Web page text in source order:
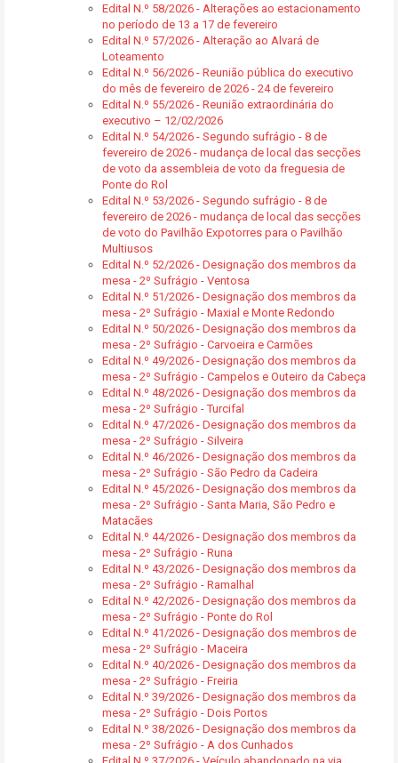
Edital N.º 58/2026 - Alterações ao estacionamento
no período de 13 a 17 de fevereiro
Edital N.º 57/2026 - Alteração ao Alvará de
Loteamento
Edital N.º 56/2026 - Reunião pública do executivo
do mês de fevereiro de 2026 - 24 de fevereiro
Edital N.º 55/2026 - Reunião extraordinária do
executivo – 12/02/2026
Edital N.º 54/2026 - Segundo sufrágio - 8 de
fevereiro de 2026 - mudança de local das secções
de voto da assembleia de voto da freguesia de
Ponte do Rol
Edital N.º 53/2026 - Segundo sufrágio - 8 de
fevereiro de 2026 - mudança de local das secções
de voto do Pavilhão Expotorres para o Pavilhão
Multiusos
Edital N.º 52/2026 - Designação dos membros da
mesa - 2º Sufrágio - Ventosa
Edital N.º 51/2026 - Designação dos membros da
mesa - 2º Sufrágio - Maxial e Monte Redondo
Edital N.º 50/2026 - Designação dos membros da
mesa - 2º Sufrágio - Carvoeira e Carmões
Edital N.º 49/2026 - Designação dos membros da
mesa - 2º Sufrágio - Campelos e Outeiro da Cabeça
Edital N.º 48/2026 - Designação dos membros da
mesa - 2º Sufrágio - Turcifal
Edital N.º 47/2026 - Designação dos membros da
mesa - 2º Sufrágio - Silveira
Edital N.º 46/2026 - Designação dos membros da
mesa - 2º Sufrágio - São Pedro da Cadeira
Edital N.º 45/2026 - Designação dos membros da
mesa - 2º Sufrágio - Santa Maria, São Pedro e
Matacães
Edital N.º 44/2026 - Designação dos membros da
mesa - 2º Sufrágio - Runa
Edital N.º 43/2026 - Designação dos membros da
mesa - 2º Sufrágio - Ramalhal
Edital N.º 42/2026 - Designação dos membros da
mesa - 2º Sufrágio - Ponte do Rol
Edital N.º 41/2026 - Designação dos membros de
mesa - 2º Sufrágio - Maceira
Edital N.º 40/2026 - Designação dos membros da
mesa - 2º Sufrágio - Freiria
Edital N.º 39/2026 - Designação dos membros da
mesa - 2º Sufrágio - Dois Portos
Edital N.º 38/2026 - Designação dos membros da
mesa - 2º Sufrágio - A dos Cunhados